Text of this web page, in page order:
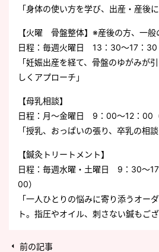
「身体の使い方を学び、出産・産後
【火曜 骨盤整体】※産後の方、一般
日程：毎週火曜日 13：30～17：
「妊娠出産を経て、骨盤のゆがみが
しくアプローチ」
【母乳相談】
日程：月～金曜日 9：00～12：00
「授乳、おっぱいの張り、卒乳の相談
【鍼灸トリートメント】
日程：毎週水曜・土曜日 9：30～17
00）
「一人ひとりの悩みに寄り添うオー
ト。指圧やオイル、刺さない鍼もござ
前の記事